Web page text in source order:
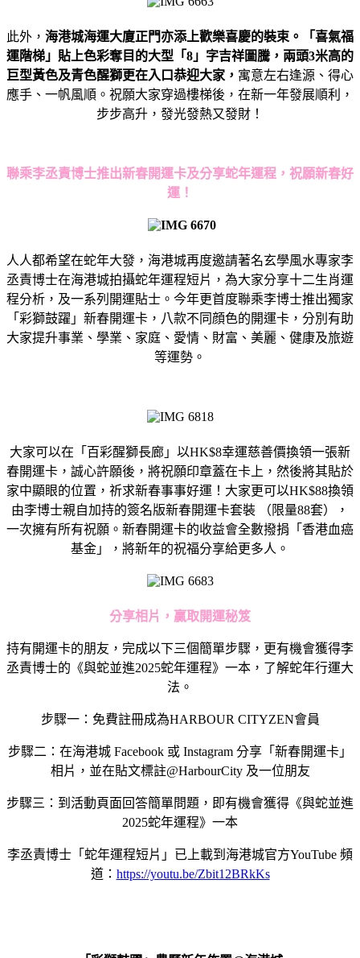
此外， 海港城海運大廈正門亦添上歡樂喜慶的裝束。「喜氣福
運階梯」貼上色彩奪目的大型「8 」字吉祥圖騰，兩頭3米高的
巨型黃色及青色醒獅更在入口恭迎大家， 寓意左右逢源、得心
應手、一帆風順。祝願大家穿過樓梯後，在新一年發展順利，
步步高升，發光發熱又發財！
聯乘李丞責博士推出新春開運卡及分享蛇年運程，祝願新春好
運！
人人都希望在蛇年大發，海港城再度邀請著名玄學風水專家李
丞責博士在海港城拍攝蛇年運程短片，為大家分享十二生肖運
程分析，及一系列開運貼士。今年更首度聯乘李博士推出獨家
「彩獅鼓躍」新春開運卡，八款不同顔色的開運卡，分別有助
大家提升事業、學業、家庭、愛情、財富、美麗、健康及旅遊
等運勢。
大家可以在「百彩醒獅長廊」以HK$8幸運慈善價換領一張新
春開運卡，誠心許願後，將祝願印章蓋在卡上，然後將其貼於
家中顯眼的位置，祈求新春事事好運！大家更可以HK$88換領
由李博士親自加持的簽名版新春開運卡套裝 （限量88套），
一次擁有所有祝願。新春開運卡的收益會全數撥捐「香港血癌
基金」，將新年的祝福分享給更多人。
分享相片，贏取開運秘笈
持有開運卡的朋友，完成以下三個簡單步驟，更有機會獲得李
丞責博士的《與蛇並進2025蛇年運程》一本，了解蛇年行運大
法。
步驟一：免費註冊成為HARBOUR CITYZEN會員
步驟二：在海港城 Facebook 或 Instagram 分享「新春開運卡」
相片，並在貼文標註@HarbourCity 及一位朋友
步驟三：到活動頁面回答簡單問題，即有機會獲得《與蛇並進
2025蛇年運程》一本
李丞責博士「蛇年運程短片」已上載到海港城官方YouTube 頻
道： https://youtu.be/Zbit12BRkKs